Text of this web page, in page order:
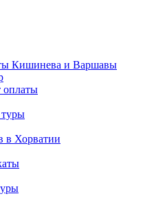
Кишинева и Варшавы
оплаты
в Хорватии